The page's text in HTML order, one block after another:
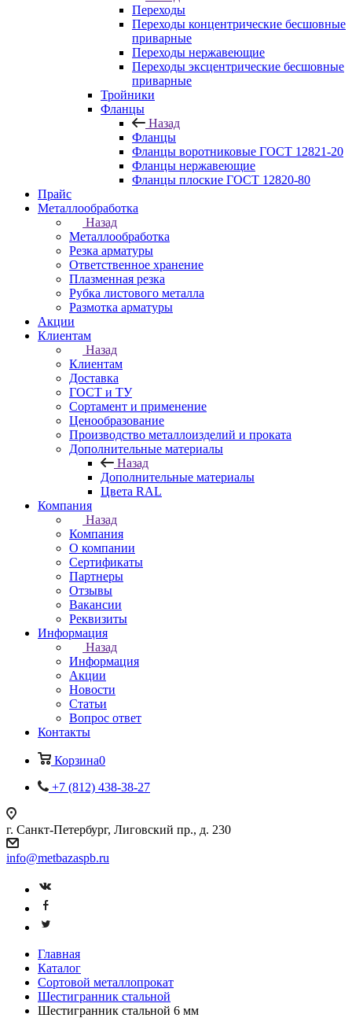
Переходы
Переходы концентрические бесшовные
приварные
Переходы нержавеющие
Переходы эксцентрические бесшовные
приварные
Тройники
Фланцы
Назад
Фланцы
Фланцы воротниковые ГОСТ 12821-20
Фланцы нержавеющие
Фланцы плоские ГОСТ 12820-80
Прайс
Металлообработка
Назад
Металлообработка
Резка арматуры
Ответственное хранение
Плазменная резка
Рубка листового металла
Размотка арматуры
Акции
Клиентам
Назад
Клиентам
Доставка
ГОСТ и ТУ
Сортамент и применение
Ценообразование
Производство металлоизделий и проката
Дополнительные материалы
Назад
Дополнительные материалы
Цвета RAL
Компания
Назад
Компания
О компании
Сертификаты
Партнеры
Отзывы
Вакансии
Реквизиты
Информация
Назад
Информация
Акции
Новости
Статьи
Вопрос ответ
Контакты
Корзина0
+7 (812) 438-38-27
г. Санкт-Петербург, Лиговский пр., д. 230
info@metbazaspb.ru
Главная
Каталог
Сортовой металлопрокат
Шестигранник стальной
Шестигранник стальной 6 мм